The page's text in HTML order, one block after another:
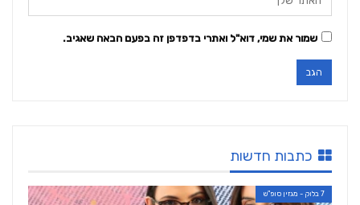
שמור את שמי, דוא"ל ואתרי בדפדפן זה בפעם הבאה שאגיב.
כתבות חדשות
7 בלוק - מגזין סופ"ש